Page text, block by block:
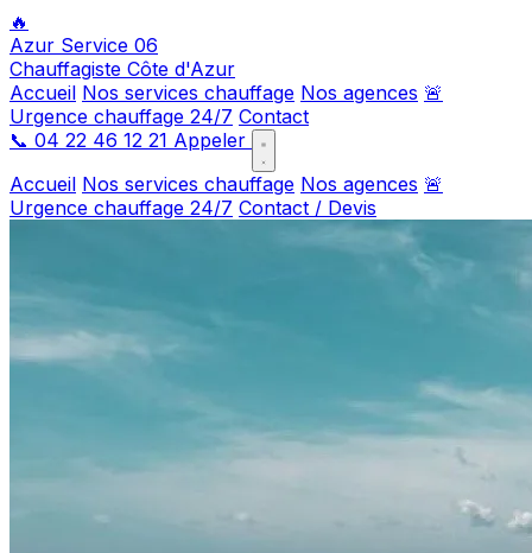
🔥
Azur Service 06
Chauffagiste Côte d'Azur
Accueil Nos services chauffage Nos agences 🚨
Urgence chauffage 24/7 Contact
📞 04 22 46 12 21 Appeler
Accueil Nos services chauffage Nos agences 🚨
Urgence chauffage 24/7 Contact / Devis